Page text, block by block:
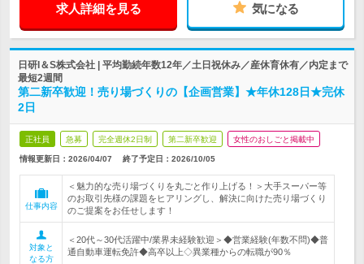
求人詳細を見る 気になる
日研I＆S株式会社 | 平均勤続年数12年／土日祝休み／産休育休有／内定まで
最短2週間
第二新卒歓迎！売り場づくりの【企画営業】★年休128日★完休
2日
正社員 急募 完全週休2日制 第二新卒歓迎 女性のおしごと掲載中
情報更新日：2026/04/07 終了予定日： 2026/10/05
仕事内容
＜魅力的な売り場づくりを丸ごと作り上げる！＞大手スーパー等
のお取引先様の課題をヒアリングし、解決に向けた売り場づくり
のご提案をお任せします！
対象と
なる方
＜20代～30代活躍中/業界未経験歓迎＞◆営業経験(年数不問)◆普
通自動車運転免許◆高卒以上◇異業種からの転職が90％